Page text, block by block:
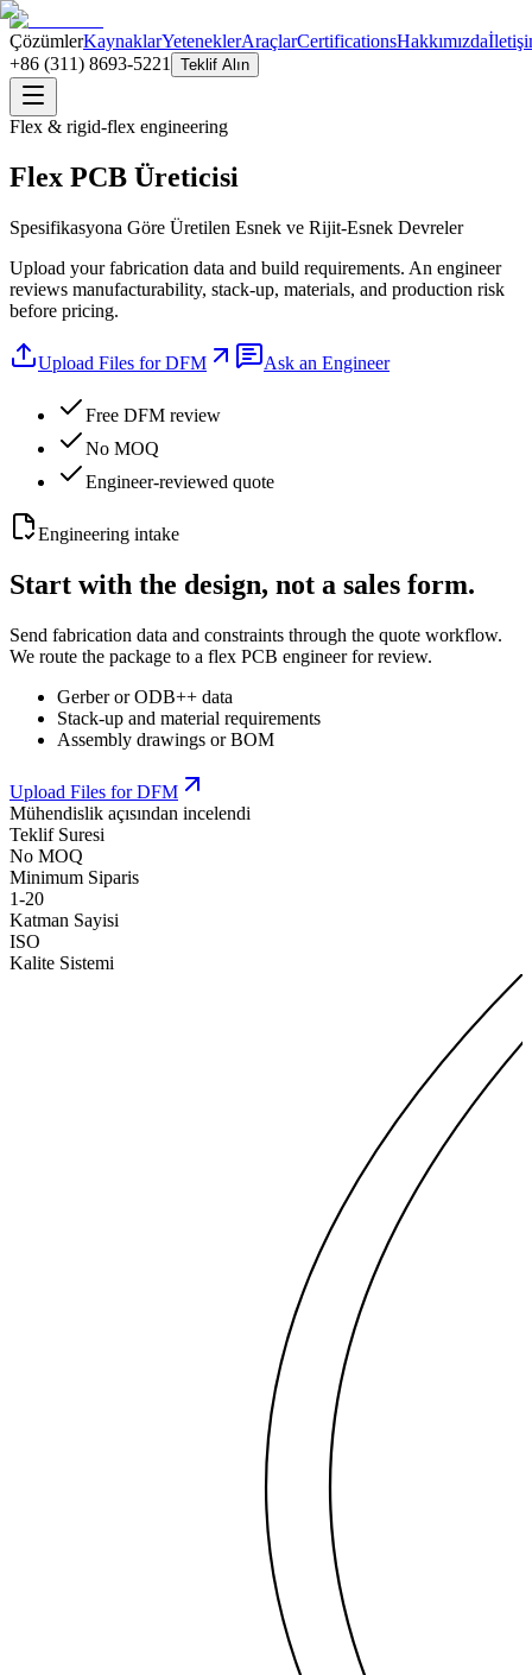
ÇözümlerKaynaklarYeteneklerAraçlarCertificationsHakkımızda
+86 (311) 8693-5221
Teklif Alın
Flex & rigid-flex engineering
Flex PCB Üreticisi
Spesifikasyona Göre Üretilen Esnek ve Rijit-Esnek Devreler
Upload your fabrication data and build requirements. An engineer
reviews manufacturability, stack-up, materials, and production risk
before pricing.
Upload Files for DFM Ask an Engineer
Free DFM review
No MOQ
Engineer-reviewed quote
Engineering intake
Start with the design, not a sales form.
Send fabrication data and constraints through the quote workflow.
We route the package to a flex PCB engineer for review.
Gerber or ODB++ data
Stack-up and material requirements
Assembly drawings or BOM
Upload Files for DFM
Mühendislik açısından incelendi
Teklif Suresi
No MOQ
Minimum Siparis
1-20
Katman Sayisi
ISO
Kalite Sistemi